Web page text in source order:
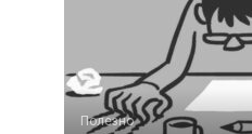
Полезно